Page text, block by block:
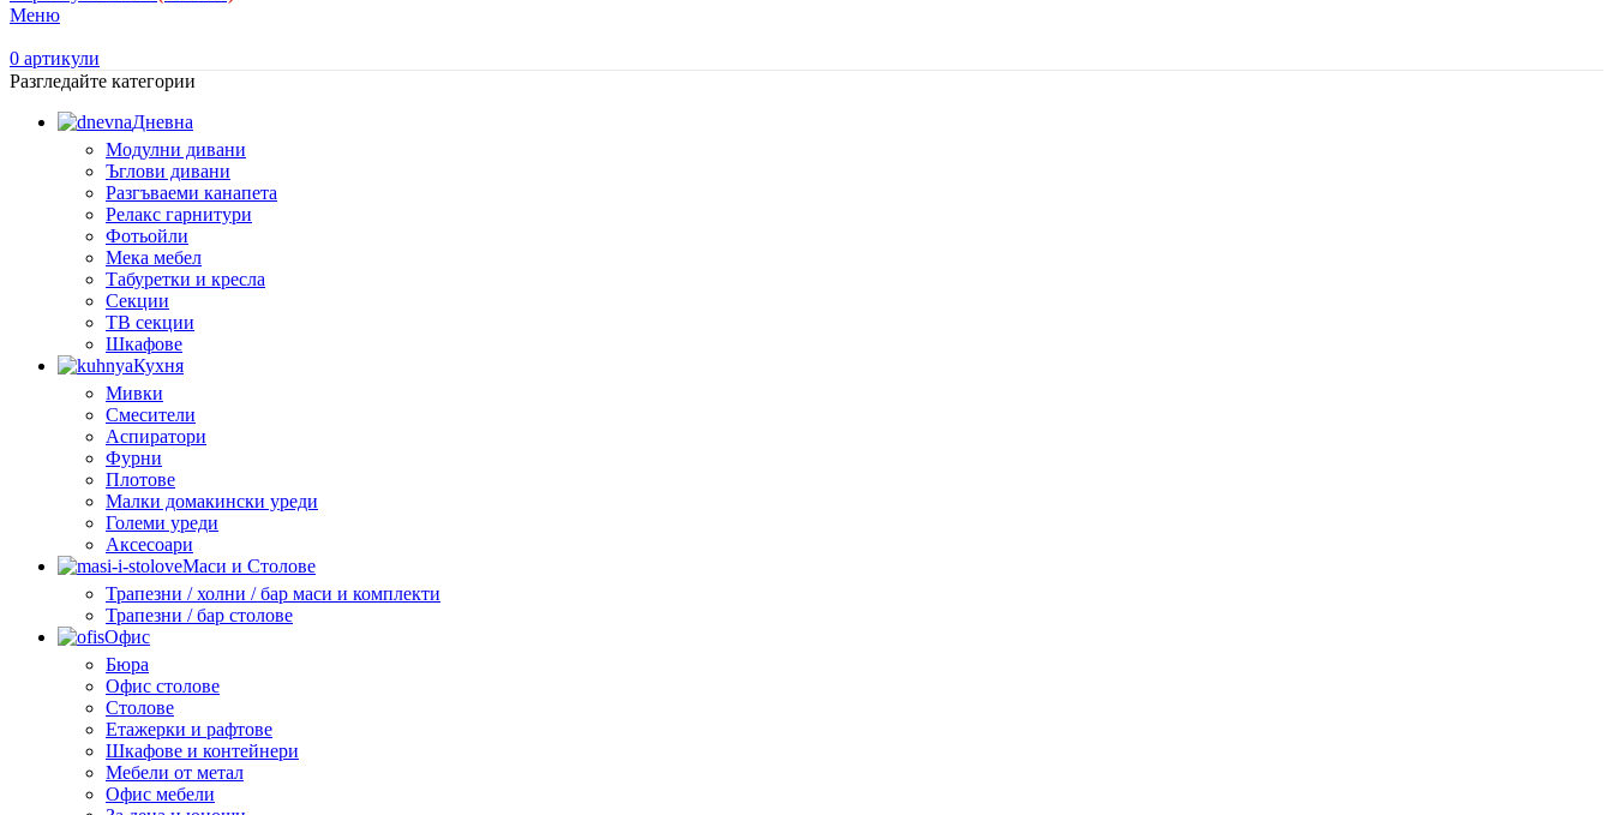
Меню
0 артикули
Разгледайте категории
Дневна
Модулни дивани
Ъглови дивани
Разгъваеми канапета
Релакс гарнитури
Фотьойли
Мека мебел
Табуретки и кресла
Секции
ТВ секции
Шкафове
Кухня
Мивки
Смесители
Аспиратори
Фурни
Плотове
Малки домакински уреди
Големи уреди
Аксесоари
Маси и Столове
Трапезни / холни / бар маси и комплекти
Трапезни / бар столове
Офис
Бюра
Офис столове
Столове
Етажерки и рафтове
Шкафове и контейнери
Мебели от метал
Офис мебели